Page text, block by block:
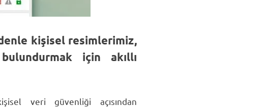
kişisel resimlerimiz,
için akıllı
veri güvenliği açısından